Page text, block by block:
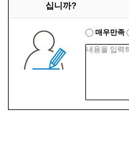
십니까?
매우만족